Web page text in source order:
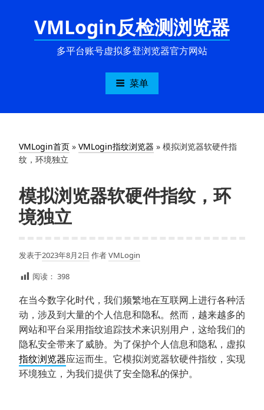
VMLogin反检测浏览器
多平台账号虚拟多登浏览器官方网站
菜单
VMLogin首页 » VMLogin指纹浏览器 » 模拟浏览器软硬件指
纹，环境独立
模拟浏览器软硬件指纹，环
境独立
发表于2023年8月2日 作者VMLogin
阅读： 398
在当今数字化时代，我们频繁地在互联网上进行各种活
动，涉及到大量的个人信息和隐私。然而，越来越多的
网站和平台采用指纹追踪技术来识别用户，这给我们的
隐私安全带来了威胁。为了保护个人信息和隐私，虚拟
指纹浏览器应运而生。它模拟浏览器软硬件指纹，实现
环境独立，为我们提供了安全隐私的保护。